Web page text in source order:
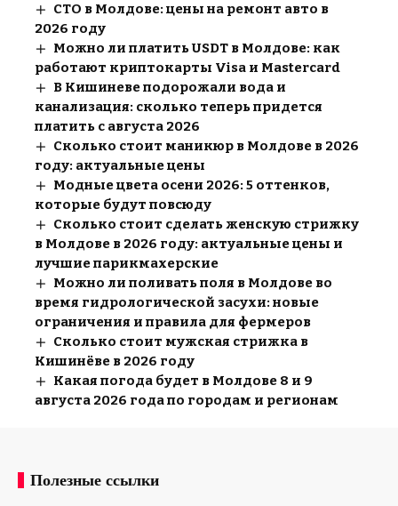
СТО в Молдове: цены на ремонт авто в
2026 году
Можно ли платить USDT в Молдове: как
работают криптокарты Visa и Mastercard
В Кишиневе подорожали вода и
канализация: сколько теперь придется
платить с августа 2026
Сколько стоит маникюр в Молдове в 2026
году: актуальные цены
Модные цвета осени 2026: 5 оттенков,
которые будут повсюду
Сколько стоит сделать женскую стрижку
в Молдове в 2026 году: актуальные цены и
лучшие парикмахерские
Можно ли поливать поля в Молдове во
время гидрологической засухи: новые
ограничения и правила для фермеров
Сколько стоит мужская стрижка в
Кишинёве в 2026 году
Какая погода будет в Молдове 8 и 9
августа 2026 года по городам и регионам
Полезные ссылки